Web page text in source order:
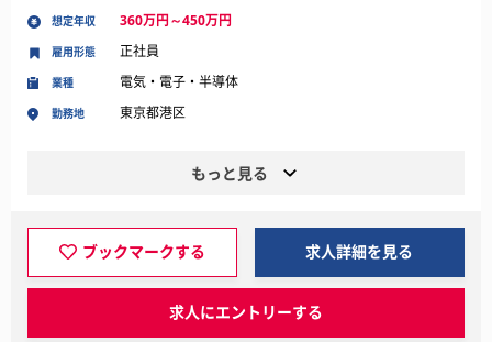
想定年収 360万円～450万円
業種 電気・電子・半導体
勤務地 東京都港区
雇用形態 正社員
もっと見る
ブックマークする 求人詳細を見る
求人にエントリーする